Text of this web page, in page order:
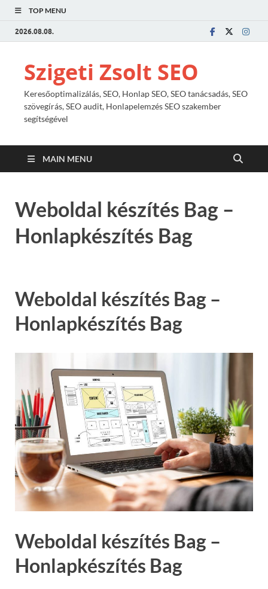
TOP MENU
2026.08.08.
Szigeti Zsolt SEO
Keresőoptimalizálás, SEO, Honlap SEO, SEO tanácsadás, SEO
szövegírás, SEO audit, Honlapelemzés SEO szakember
segítségével
MAIN MENU
Weboldal készítés Bag –
Honlapkészítés Bag
Weboldal készítés Bag –
Honlapkészítés Bag
Weboldal készítés Bag –
Honlapkészítés Bag